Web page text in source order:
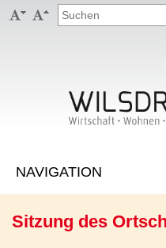
 
Sitzung des